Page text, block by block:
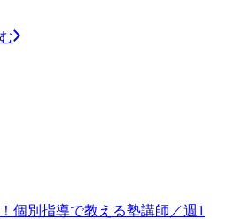
個別指導で教える塾講師／週1